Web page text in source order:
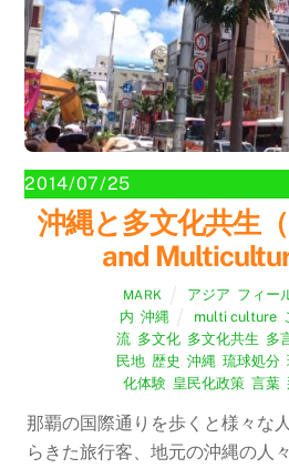
2014/07/25
沖縄と多文化共生
and
MARK アジア フィー
内 沖縄 multi culture
流 多文化 多文化共生 多
民地 歴史 沖縄 琉球処分
化体験 皇民化政策 ,言葉 ,
那覇の国際通りを歩くと様々な
らきた旅行客、地元の沖縄の人